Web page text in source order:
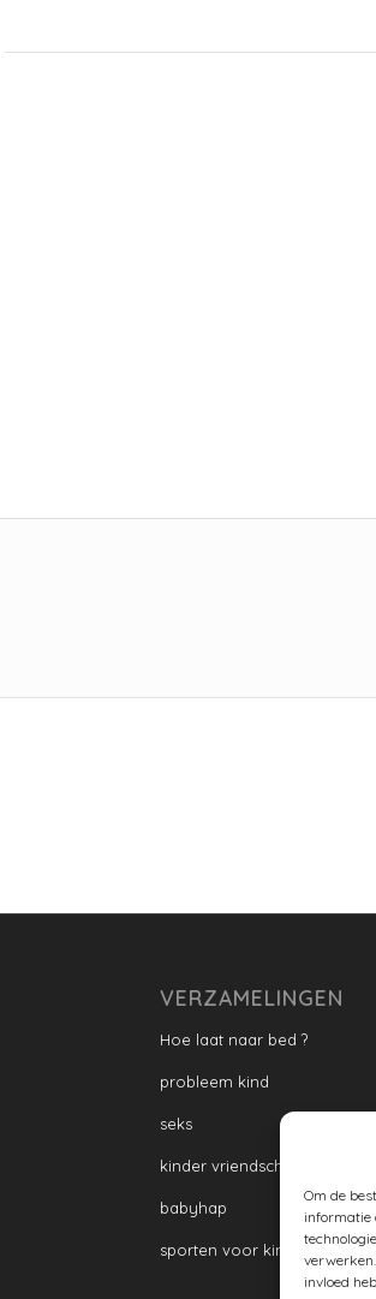
Om de
informatie
invloed
VERZAMELINGEN
Hoe laat naar bed ?
probleem kind
seks
kinder vriendschap
babyhap
sporten voor kinderen